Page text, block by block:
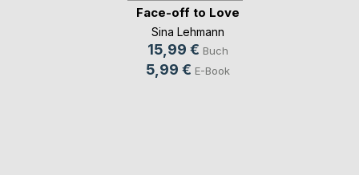
Face-off to Love
Sina Lehmann
15,99 € Buch
5,99 € E-Book